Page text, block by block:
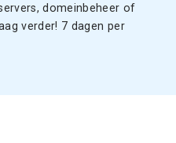
domeinbeheer of
verder! 7 dagen per